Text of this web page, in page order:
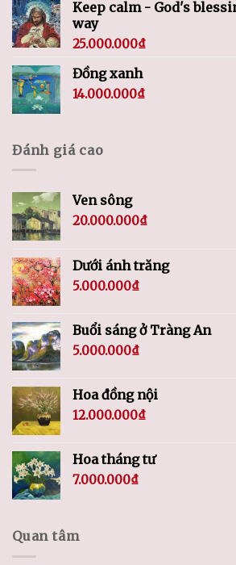
Keep calm - God's
way
25.000.000₫
Đồng xanh
14.000.000₫
Đánh giá cao
Ven sông
20.000.000₫
Dưới ánh trăng
5.000.000₫
Buổi sáng ở Tràng An
5.000.000₫
Hoa đồng nội
12.000.000₫
Hoa tháng tư
7.000.000₫
Quan tâm